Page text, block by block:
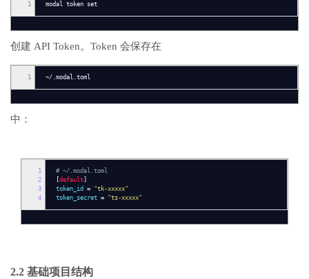
1 modal token set
创建 API Token。Token 会保存在
1 ~/.modal.toml
中：
1
2
3
4
# ~/.modal.toml
[default]
token_id = "tk-xxxxx"
token_secret = "ts-xxxxx"
2.2 基础项目结构